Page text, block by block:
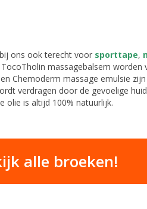
ons ook terecht voor sporttape,
massagebalsem worden
Chemoderm massage emulsie
verdragen door de gevoelige
olie is altijd 100% natuurlijk.
alle broeken!